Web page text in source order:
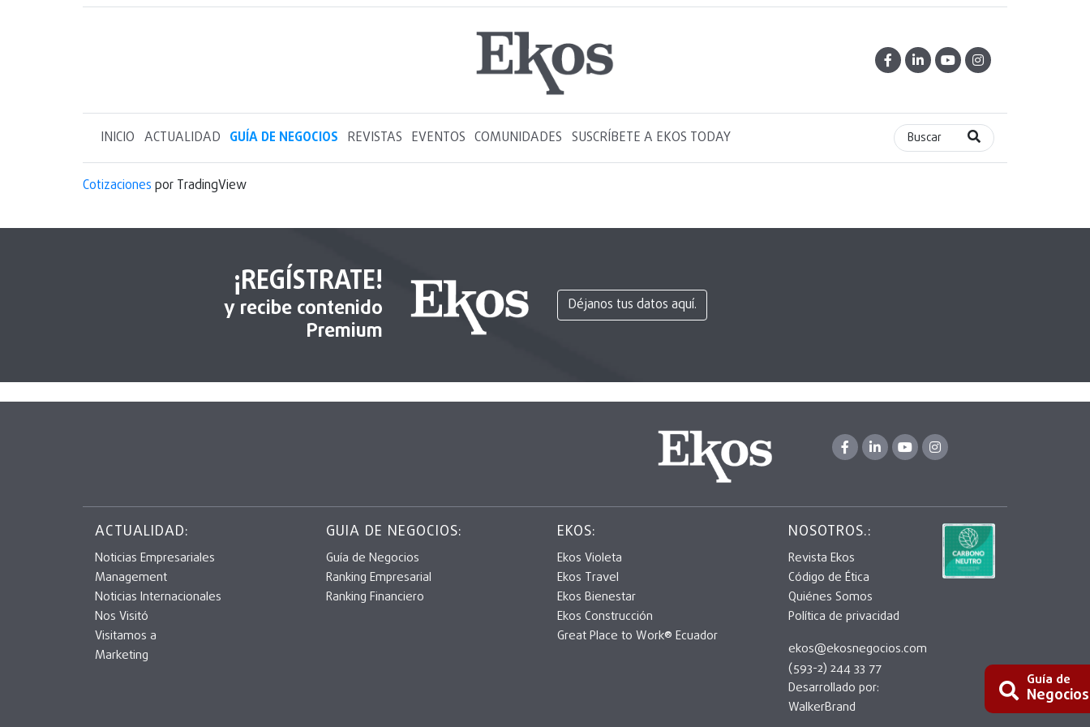
INICIO ACTUALIDAD GUÍA DE NEGOCIOS REVISTAS EVENTOS COMUNIDADES SUSCRÍBETE A EKOS TODAY Buscar
Cotizaciones por TradingView
¡REGÍSTRATE!
y recibe contenido
Premium
Déjanos tus datos aquí.
Guía de
ACTUALIDAD:
Noticias Empresariales
Management
Noticias Internacionales
Nos Visitó
Visitamos a
Marketing
GUIA DE NEGOCIOS:
Guía de Negocios
Ranking Empresarial
Ranking Financiero
EKOS:
Ekos Violeta
Ekos Travel
Ekos Bienestar
Ekos Construcción
Great Place to Work® Ecuador
NOSOTROS.:
Revista Ekos
Código de Ética
Quiénes Somos
Política de privacidad
ekos@ekosnegocios.com
(593-2) 244 33 77
Desarrollado por:
WalkerBrand